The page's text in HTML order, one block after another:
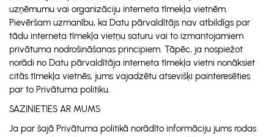
uzņēmumu vai organizāciju interneta tīmekļa vietnēm.
Pievēršam uzmanību, ka Datu pārvaldītājs nav atbildīgs par
tādu interneta tīmekļa vietņu saturu vai to izmantojamiem
privātuma nodrošināšanas principiem. Tāpēc, ja nospiežot
norādi no Datu pārvaldītāja interneta tīmekļa vietni nonāksiet
citās tīmekļa vietnēs, jums vajadzētu atsevišķi painteresēties
par to Privātuma politiku.
SAZINIETIES AR MUMS
Ja par šajā Privātuma politikā norādīto informāciju jums rodas